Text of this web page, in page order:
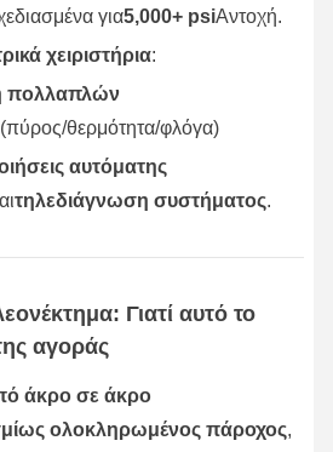
για5,000+ psiΑντοχή.
χειριστήρια:
πολλαπλών
(πύρος/θερμότητα/φλόγα)
αυτόματης
τηλεδιάγνωση συστήματος.
Γιατί αυτό το
αγοράς
άκρο σε άκρο
ολοκληρωμένος πάροχος,